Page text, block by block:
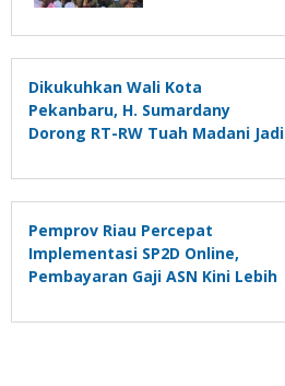
Dikukuhkan Wali Kota
Pekanbaru, H. Sumardany
Dorong RT-RW Tuah Madani Jadi
Warga
Pemprov Riau Percepat
Implementasi SP2D Online,
Pembayaran Gaji ASN Kini Lebih